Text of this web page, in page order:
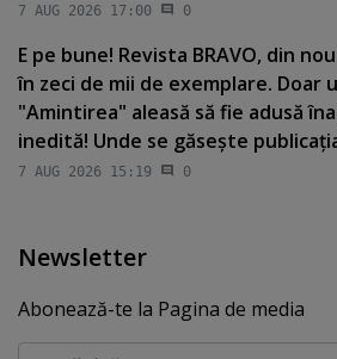
7 AUG 2026 17:00 0
E pe bune! Revista BRAVO, din
în zeci de mii de exemplare. Doar
"Amintirea" aleasă să fie adusă
inedită! Unde se găseşte publicaţia
7 AUG 2026 15:19 0
Newsletter
Abonează-te la Pagina de media